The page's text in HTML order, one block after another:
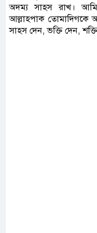
অদম্য সাহস রাখ।
আল্লাহপাক তোমাদিগকে
সাহস দেন, ভক্তি দেন,